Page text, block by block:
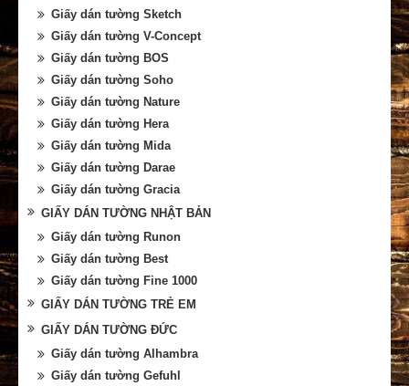
Giấy dán tường Sketch
Giấy dán tường V-Concept
Giấy dán tường BOS
Giấy dán tường Soho
Giấy dán tường Nature
Giấy dán tường Hera
Giấy dán tường Mida
Giấy dán tường Darae
Giấy dán tường Gracia
GIẤY DÁN TƯỜNG NHẬT BẢN
Giấy dán tường Runon
Giấy dán tường Best
Giấy dán tường Fine 1000
GIẤY DÁN TƯỜNG TRẺ EM
GIẤY DÁN TƯỜNG ĐỨC
Giấy dán tường Alhambra
Giấy dán tường Gefuhl